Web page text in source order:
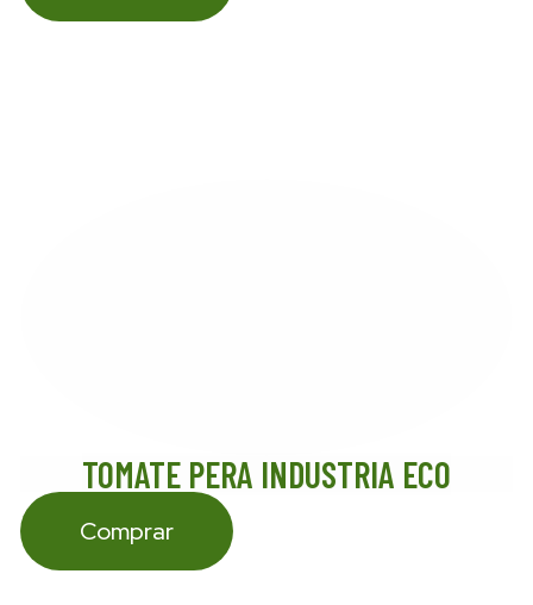
TOMATE PERA INDUSTRIA ECO
Comprar